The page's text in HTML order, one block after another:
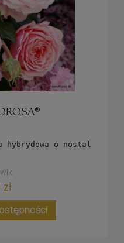
hybrydowa o